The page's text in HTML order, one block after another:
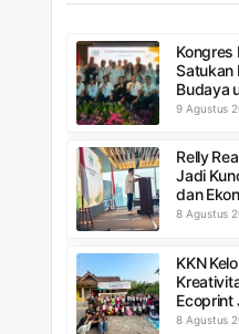
Kongres
Satukan
Budaya
9 Agustus
Relly
Jadi
dan
8 Agustus
KKN
Ecoprint
8 Agustus